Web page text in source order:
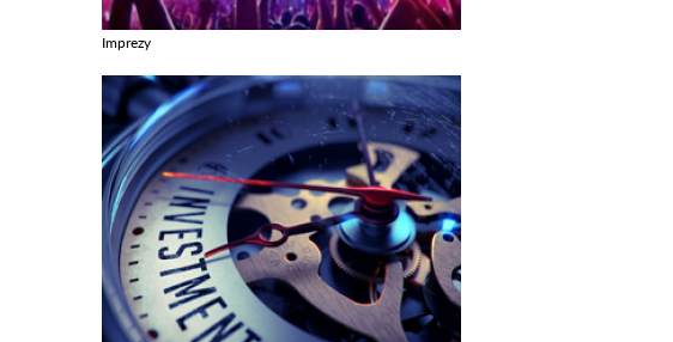
Imprezy